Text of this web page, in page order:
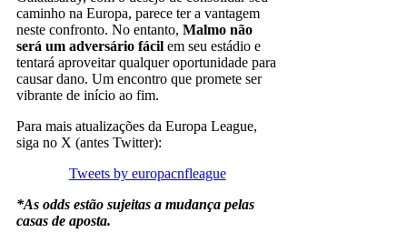
caminho na Europa, parece ter a vantagem
neste confronto. No entanto, Malmo não
será um adversário fácil em seu estádio e
tentará aproveitar qualquer oportunidade para
causar dano. Um encontro que promete ser
vibrante de início ao fim.
Para mais atualizações da Europa League,
siga no X (antes Twitter):
Tweets by europacnfleague
*As odds estão sujeitas a mudança pelas
casas de aposta.